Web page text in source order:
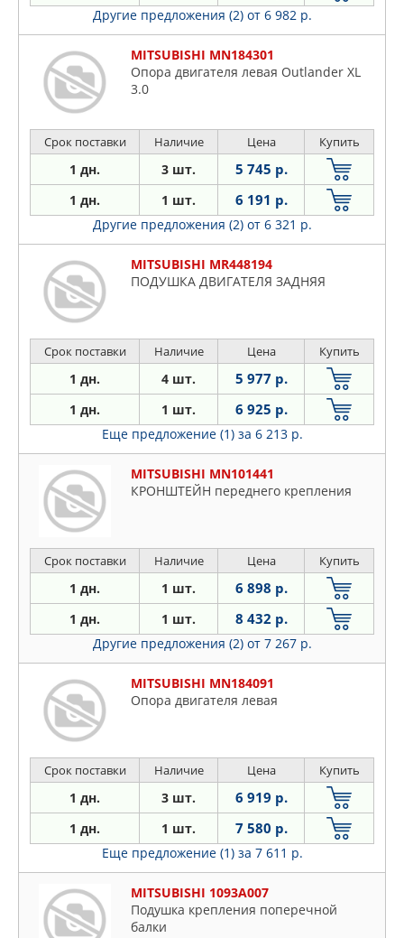
Другие предложения (2) от 6 982 р.
MITSUBISHI MN184301
Опора двигателя левая Outlander XL
3.0
Срок поставки Наличие Цена Купить
1 дн. 3 шт. 5 745 р.
1 дн. 1 шт. 6 191 р.
Другие предложения (2) от 6 321 р.
MITSUBISHI MR448194
ПОДУШКА ДВИГАТЕЛЯ ЗАДНЯЯ
Срок поставки Наличие Цена Купить
1 дн. 4 шт. 5 977 р.
1 дн. 1 шт. 6 925 р.
Еще предложение (1) за 6 213 р.
MITSUBISHI MN101441
КРОНШТЕЙН переднего крепления
Срок поставки Наличие Цена Купить
1 дн. 1 шт. 6 898 р.
1 дн. 1 шт. 8 432 р.
Другие предложения (2) от 7 267 р.
MITSUBISHI MN184091
Опора двигателя левая
Срок поставки Наличие Цена Купить
1 дн. 3 шт. 6 919 р.
1 дн. 1 шт. 7 580 р.
Еще предложение (1) за 7 611 р.
MITSUBISHI 1093A007
Подушка крепления поперечной
балки